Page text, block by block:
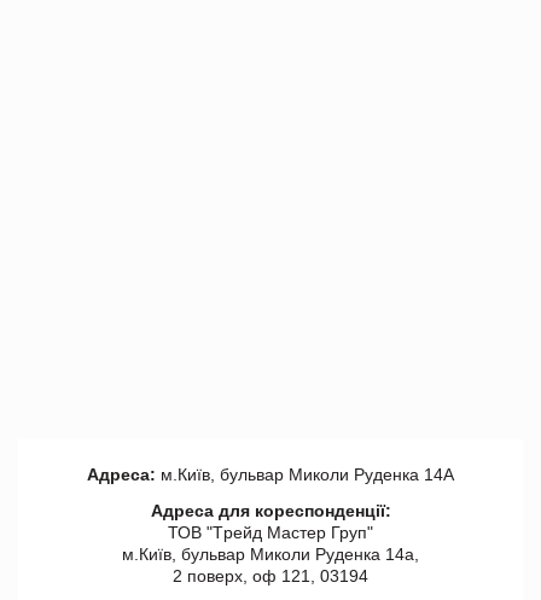
Адреса: м.Київ, бульвар Миколи Руденка 14А
Адреса для кореспонденції:
ТОВ "Tрейд Мастер Груп"
м.Київ, бульвар Миколи Руденка 14а,
2 поверх, оф 121, 03194